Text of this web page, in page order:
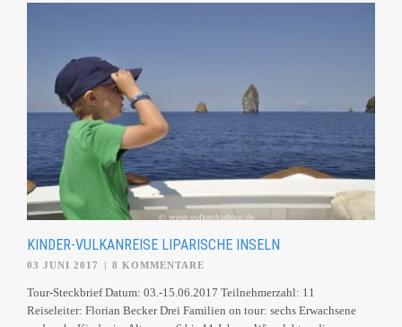
KINDER-VULKANREISE LIPARISCHE INSELN
03 JUNI 2017 8 KOMMENTARE
Tour-Steckbrief Datum: 03.-15.06.2017 Teilnehmerzahl: 11
Reiseleiter: Florian Becker Drei Familien on tour: sechs Erwachsene